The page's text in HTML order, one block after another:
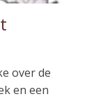
over de
en een